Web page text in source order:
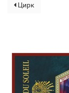
Цирк